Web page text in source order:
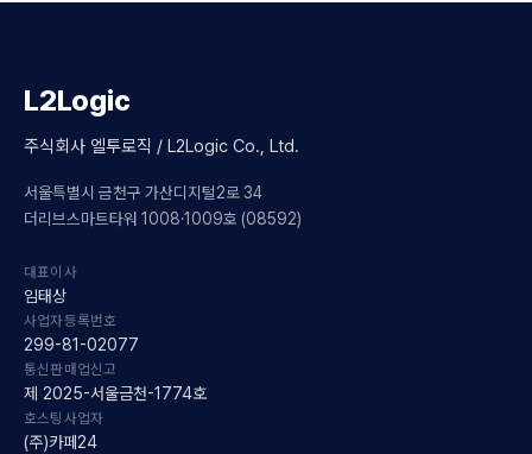
L2Logic
주식회사 엘투로직 / L2Logic Co., Ltd.
서울특별시 금천구 가산디지털2로 34
더리브스마트타워 1008·1009호 (08592)
대표이사
임태상
사업자등록번호
299-81-02077
통신판매업신고
제 2025-서울금천-1774호
호스팅사업자
(주)카페24